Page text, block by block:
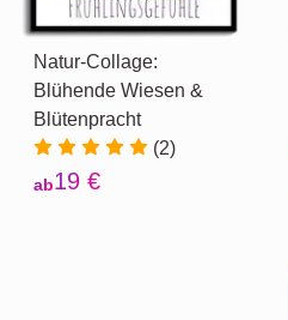
Natur-Collage:
Blühende Wiesen &
Blütenpracht
(2)
ab19 €